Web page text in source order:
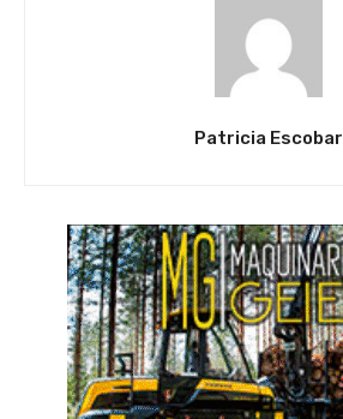
Patricia Escobar